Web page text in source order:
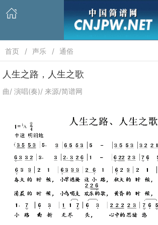
首页 声乐 通俗
人生之路，人生之歌
曲/ 演唱(奏)/ 来源/简谱网